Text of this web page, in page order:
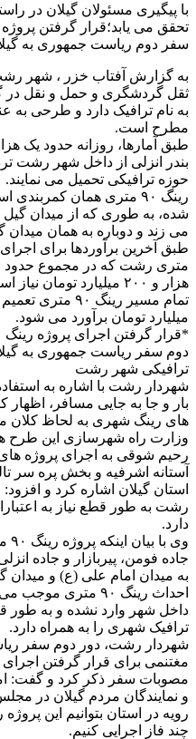
با پیگیری مسئولان گیلان در
سفر دوم ریاست جمهوری به
ثقل گردشگری و حمل و نقل
به نام ترافیک دارد و طرحی به
مطرح است.
طبق آمارها، روزانه حدود یک
بندر انزلی از داخل شهر رشت
حوزه ترافیکی تحمیل می نمایند.
رینگ ۹۰ متری همان
شده، به طوری که از میدان
می زند و دوباره به همان
هزار و ۲۰۰ میلیارد
میلیارد تومان برآورد می شود.
دوم سفر ریاست جمهوری به
ترافیکی شهر رشت
شهردار رشت با اشاره به
بار و جا به جایی مسافر، اظهار
های رینگ شهری به لحاظ کلان
وزارت راه شهرسازی این طرح
رحیم شوقی به اجرای پروژه
آستانه اشرفیه و بخش پره سر
رشت به طور قطع نیاز به
دارد.
جاده فومن، پیربازار و جاده
به میدان امام علی (ع) و
احداث رینگ ۹۰
داخل شهر وارد نشده و به
ترافیک شهری را به همراه دارد.
شهردار رشت، دور دوم سفر
مصوبات سفر ذکر کرد و گفت:
و نمایندگان مردم گیلان در
رویه در استان بتوانیم این
چند فاز اجرایی کنیم.